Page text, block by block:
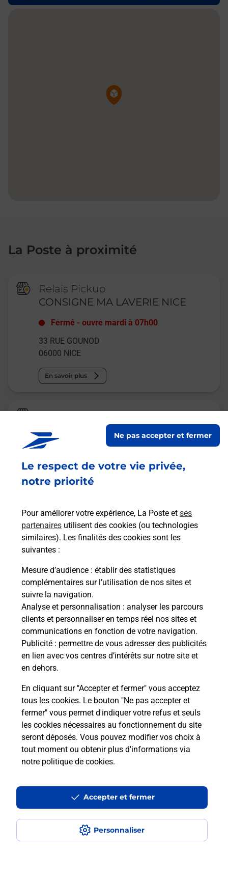
Le respect de votre vie privée,
notre priorité
Pour améliorer votre expérience, La Poste et ses
partenaires utilisent des cookies (ou technologies
similaires). Les finalités des cookies sont les
suivantes :
Mesure d’audience : établir des statistiques
complémentaires sur l’utilisation de nos sites et
suivre la navigation.
Analyse et personnalisation : analyser les parcours
clients et personnaliser en temps réel nos sites et
communications en fonction de votre navigation.
Publicité : permettre de vous adresser des publicités
en lien avec vos centres d’intérêts sur notre site et
en dehors.
En cliquant sur "Accepter et fermer" vous acceptez
tous les cookies. Le bouton "Ne pas accepter et
fermer" vous permet d'indiquer votre refus et seuls
les cookies nécessaires au fonctionnement du site
seront déposés. Vous pouvez modifier vos choix à
tout moment ou obtenir plus d'informations via
notre politique de cookies.
Personnaliser
Ne pas accepter et fermer
Accepter et fermer
Pin de la carte
La Poste à proximité
Relais Pickup
CONSIGNE MA LAVERIE NICE
Fermé -ouvre mardi à 07h00
33 RUE GOUNOD
06000 NICE
En savoir plus
Relais Pickup
49 AVENUE GEORGES CLEMENCEAU
06000 NICE
Malin !
La Poste
en ligne
Ouvert 24h/24
En savoir plus
NICE
CONSIGNE PICKUP CASH HYGIENE NICE
Accessibilité : partiellement conforme
Conditions contractuelles
Mentions légales